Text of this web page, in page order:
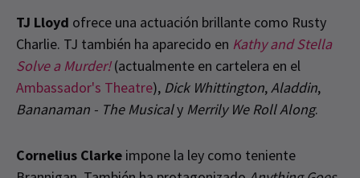
TJ Lloyd ofrece una actuación brillante como Rusty
Charlie. TJ también ha aparecido en Kathy and Stella
Solve a Murder!(actualmente en cartelera en el
Ambassador's Theatre), Dick Whittington,Aladdin,
Bananaman - The Musicaly Merrily We Roll Along.
Cornelius Clarke impone la ley como teniente